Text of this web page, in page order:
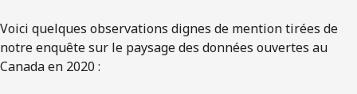
Voici quelques observations dignes de mention tirées de
notre enquête sur le paysage des données ouvertes au
Canada en 2020 :